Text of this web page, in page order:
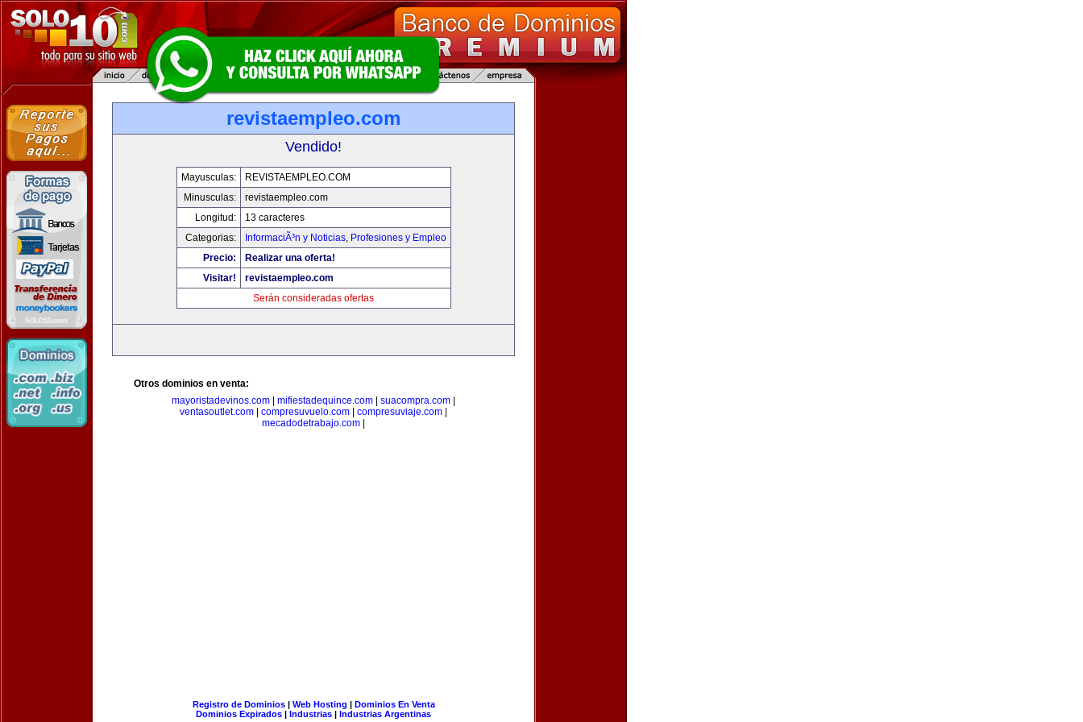
revistaempleo.com
Vendido!
Mayusculas:
REVISTAEMPLEO.COM
Minusculas:
revistaempleo.com
Longitud:
13 caracteres
Categorias:
InformaciÃ³n y Noticias, Profesiones y Empleo
Precio:
Realizar una oferta!
Visitar!
revistaempleo.com
Serán consideradas ofertas
Otros dominios en venta:
mayoristadevinos.com
mifiestadequince.com suacompra.com
ventasoutlet.com
compresuvuelo.com compresuviaje.com
mecadodetrabajo.com
Registro de Dominios| Web Hosting | Dominios En Venta
Dominios Expirados | Industrias | Industrias Argentinas